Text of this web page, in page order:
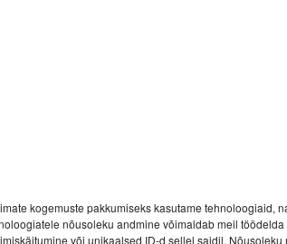
kogemuste pakkumiseks kasutame tehnoloogiaid,
nõusoleku andmine võimaldab meil
või unikaalsed ID-d sellel saidil. Nõusoleku